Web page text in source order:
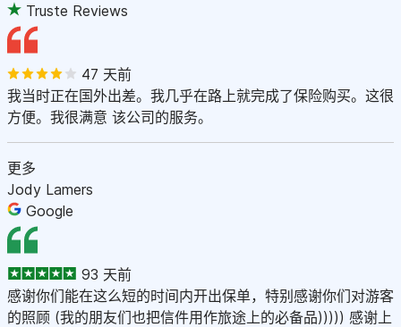
Truste Reviews
47 天前
我当时正在国外出差。我几乎在路上就完成了保险购买。这很
方便。我很满意 该公司的服务。
更多
Jody Lamers
Google
93 天前
感谢你们能在这么短的时间内开出保单，特别感谢你们对游客
的照顾 (我的朋友们也把信件用作旅途上的必备品))))) 感谢上